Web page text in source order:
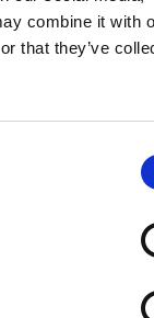
combine it with
that they’ve